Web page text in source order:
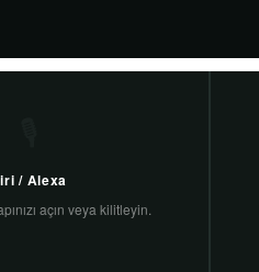
/ Alexa
açın veya kilitleyin.